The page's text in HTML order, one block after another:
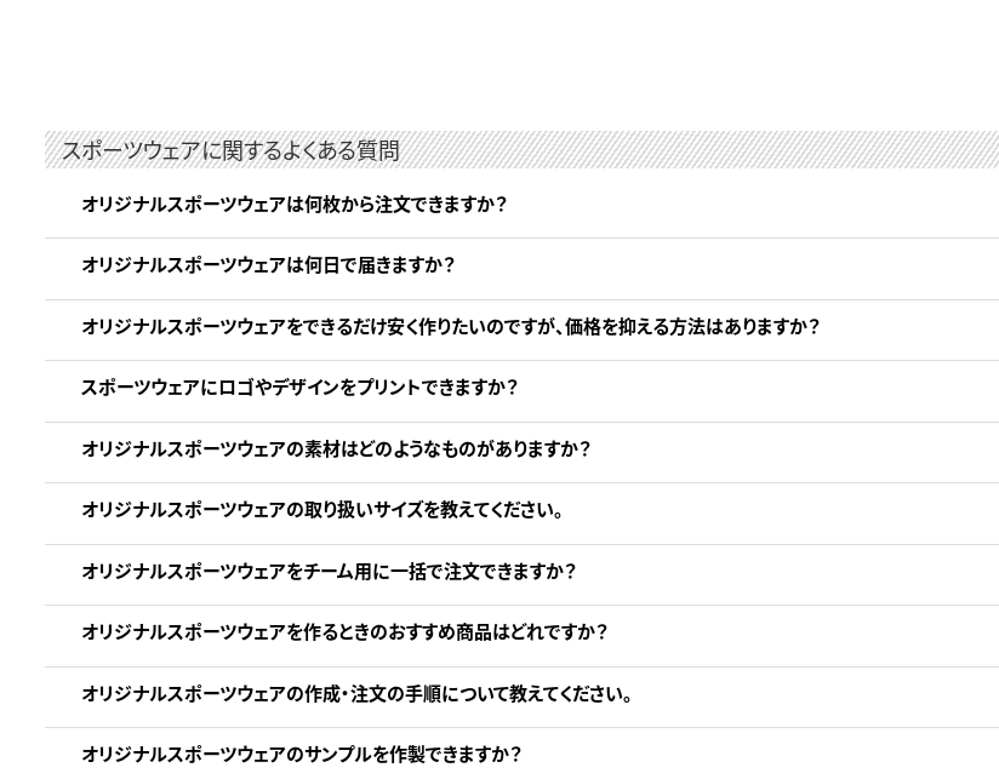
スポーツウェアに関するよくある質問
オリジナルスポーツウェアは何枚から注文できますか？
オリジナルスポーツウェアは何日で届きますか？
オリジナルスポーツウェアをできるだけ安く作りたいのですが、価格を抑える方法はありますか？
スポーツウェアにロゴやデザインをプリントできますか？
オリジナルスポーツウェアの素材はどのようなものがありますか？
オリジナルスポーツウェアの取り扱いサイズを教えてください。
オリジナルスポーツウェアをチーム用に一括で注文できますか？
オリジナルスポーツウェアを作るときのおすすめ商品はどれですか？
オリジナルスポーツウェアの作成・注文の手順について教えてください。
オリジナルスポーツウェアのサンプルを作製できますか？